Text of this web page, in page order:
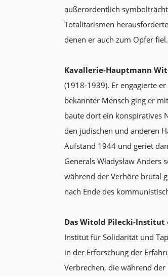
außerordentlich
Totalitarismen
denen er auch zum Opfer fiel.
Kavallerie-Hauptmann
(1918-1939). Er engagierte
bekannter Mensch ging er
baute dort ein konspiratives
den jüdischen und anderen
Aufstand 1944 und geriet
Generals Władysław
während der Verhöre brutal
nach Ende des
Das Witold Pilecki-Institut
Institut für Solidarität und
in der Erforschung der
Verbrechen, die während